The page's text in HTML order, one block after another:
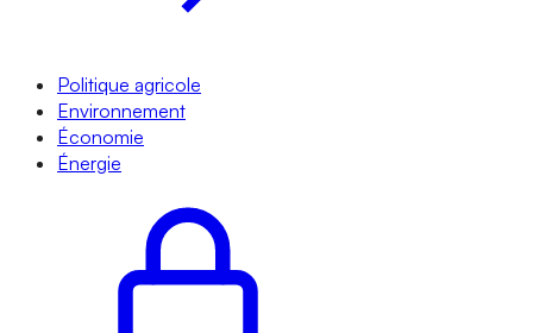
Politique agricole
Environnement
Économie
Énergie